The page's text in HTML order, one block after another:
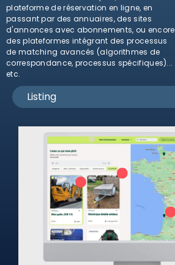
plateforme de réservation en ligne, en
passant par des annuaires, des sites
d'annonces avec abonnements, ou encore
des plateformes intégrant des processus
de matching avancés (algorithmes de
correspondance, processus spécifiques)...
etc.
Listing